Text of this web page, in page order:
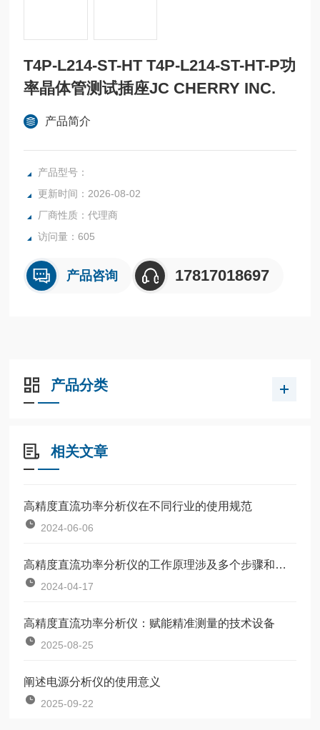
T4P-L214-ST-HT T4P-L214-ST-HT-P功
率晶体管测试插座JC CHERRY INC.
产品简介
产品型号：
更新时间：2026-08-02
厂商性质：代理商
访问量：605
产品咨询 17817018697
产品分类
相关文章
高精度直流功率分析仪在不同行业的使用规范
2024-06-06
高精度直流功率分析仪的工作原理涉及多个步骤和功能
2024-04-17
高精度直流功率分析仪：赋能精准测量的技术设备
2025-08-25
阐述电源分析仪的使用意义
2025-09-22